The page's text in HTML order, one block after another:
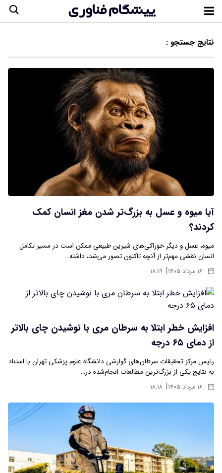
نتایج جستجو :
آیا میوه و عسل به بزرگ‌تر شدن مغز انسان کمک
کردند؟
میوه، عسل و دیگر خوراکی‌های شیرین طبیعی ممکن است در مسیر تکامل
انسان نقشی مهم‌تر از آنچه تاکنون تصور می‌شد، داشته…
۱۶ مرداد ۱۴۰۵ | ۱۸:۱۹
افزایش خطر ابتلا به سرطان مری با نوشیدن چای بالاتر
از دمای ۶۵ درجه
رئیس مرکز تحقیقات سرطان‌های گوارشی دانشگاه علوم پزشکی تهران با استناد
به نتایج یکی از بزرگ‌ترین مطالعات انجام‌شده در…
۱۶ مرداد ۱۴۰۵ | ۱۸:۱۸